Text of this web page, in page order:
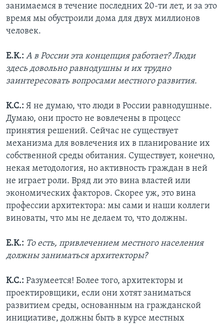
занимаемся в течение последних 20-ти лет, и за это
время мы обустроили дома для двух миллионов
человек.
Е.К.: А в России эта концепция работает? Люди
здесь довольно равнодушны и их трудно
заинтересовать вопросами местного развития.
К.С.: Я не думаю, что люди в России равнодушные.
Думаю, они просто не вовлечены в процесс
принятия решений. Сейчас не существует
механизма для вовлечения их в планирование их
собственной среды обитания. Существует, конечно,
некая методология, но активность граждан в ней
не играет роли. Вряд ли это вина властей или
экономических факторов. Скорее уж, это вина
профессии архитектора: мы сами и наши коллеги
виноваты, что мы не делаем то, что должны.
Е.К.: То есть, привлечением местного населения
должны заниматься архитекторы?
К.С.: Разумеется! Более того, архитекторы и
проектировщики, если они хотят заниматься
развитием среды, основанным на гражданской
инициативе, должны быть в курсе местных